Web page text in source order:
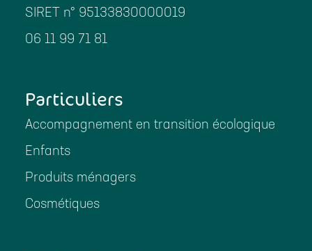
SIRET n° 95133830000019
06 11 99 71 81
Particuliers
Accompagnement en transition écologique
Enfants
Produits ménagers
Cosmétiques